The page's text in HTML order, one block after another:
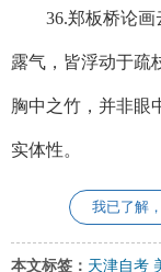
36.郑板桥论画云
露气，皆浮动于疏
胸中之竹，并非眼
实体性。
我已了解
本文标签： 天津自考